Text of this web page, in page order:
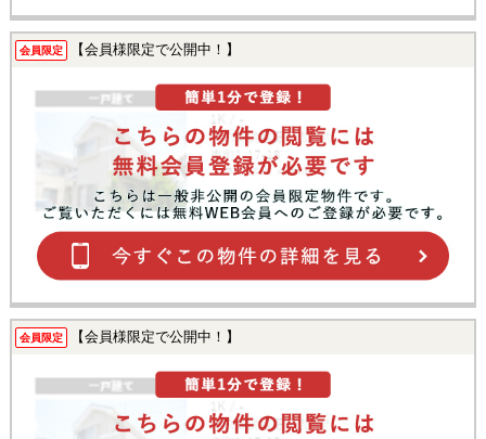
会員限定 【会員様限定で公開中！】
会員限定 【会員様限定で公開中！】